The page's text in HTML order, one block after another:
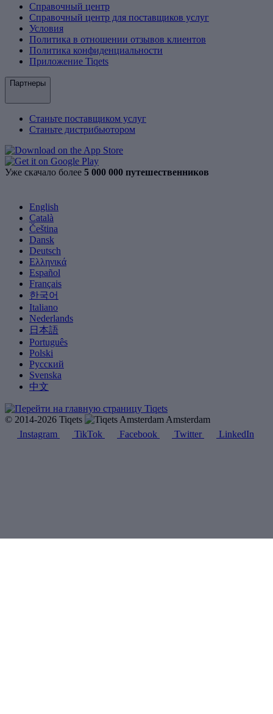
Справочный центр
Справочный центр для поставщиков услуг
Условия
Политика в отношении отзывов клиентов
Политика конфиденциальности
Приложение Tiqets
Партнеры
Станьте поставщиком услуг
Станьте дистрибьютором
Уже скачало более 5 000 000 путешественников
English
Català
Čeština
Dansk
Deutsch
Ελληνικά
Español
Français
한국어
Italiano
Nederlands
日本語
Português
Polski
Русский
Svenska
中文
© 2014-2026 Tiqets
Amsterdam
Instagram
TikTok Facebook Twitter LinkedIn